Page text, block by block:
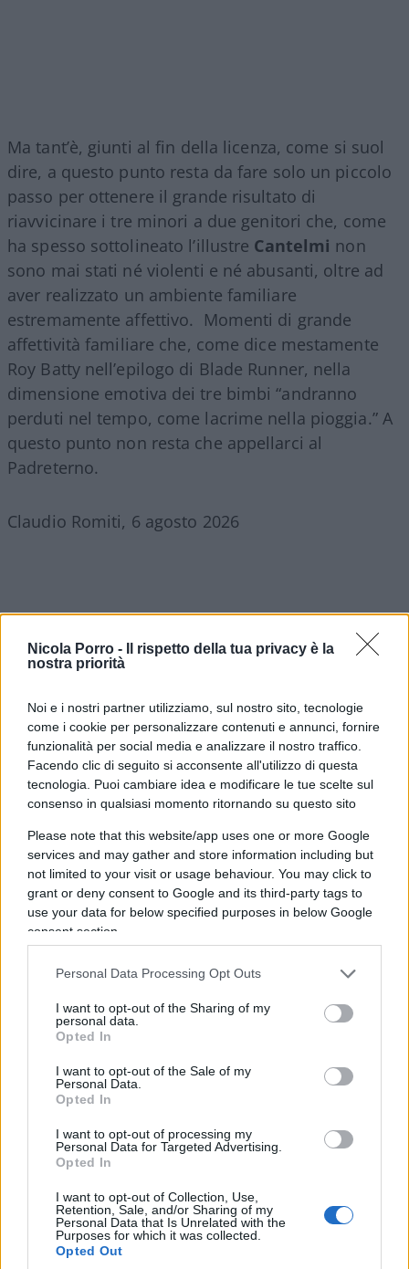
Nicola Porro -
Il rispetto della tua privacy è la
nostra priorità
Noi e i nostri partner utilizziamo, sul nostro sito, tecnologie
come i cookie per personalizzare contenuti e annunci, fornire
funzionalità per social media e analizzare il nostro traffico.
Facendo clic di seguito si acconsente all'utilizzo di questa
tecnologia. Puoi cambiare idea e modificare le tue scelte sul
consenso in qualsiasi momento ritornando su questo sito
Please note that this website/app uses one or more Google
services and may gather and store information including but
not limited to your visit or usage behaviour. You may click to
grant or deny consent to Google and its third-party tags to
use your data for below specified purposes in below Google
consent section.
Personal Data Processing Opt Outs
I want to opt-out of the Sharing of my
personal data.
Opted In
I want to opt-out of the Sale of my
Personal Data.
Opted In
I want to opt-out of processing my
Personal Data for Targeted Advertising.
Opted In
I want to opt-out of Collection, Use,
Retention, Sale, and/or Sharing of my
Personal Data that Is Unrelated with the
Purposes for which it was collected.
Opted Out
Ma tant’è, giunti al fin della licenza, come si suol
dire, a questo punto resta da fare solo un piccolo
passo per ottenere il grande risultato di
riavvicinare i tre minori a due genitori che, come
ha spesso sottolineato l’illustre Cantelmi non
sono mai stati né violenti e né abusanti, oltre ad
aver realizzato un ambiente familiare
estremamente affettivo. Momenti di grande
affettività familiare che, come dice mestamente
Roy Batty nell’epilogo di Blade Runner, nella
dimensione emotiva dei tre bimbi “andranno
perduti nel tempo, come lacrime nella pioggia.” A
questo punto non resta che appellarci al
Padreterno.
Claudio Romiti, 6 agosto 2026
Guccini, l’archetipo del
comunista barba, eskimo e
propaganda. Ma oggi siamo
tristi
Nessuno più distante, più incompatibile del
compagno "impegnato". Ma è come perdere un
vecchio nemico
Max Del Papa
6 Agosto 2026, 15:14